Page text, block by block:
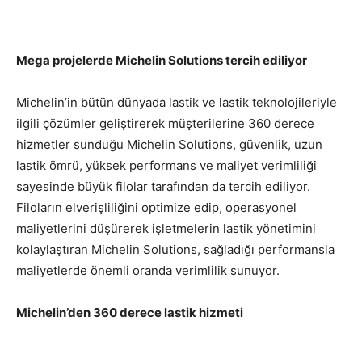
Mega projelerde Michelin Solutions tercih ediliyor
Michelin’in bütün dünyada lastik ve lastik teknolojileriyle
ilgili çözümler geliştirerek müşterilerine 360 derece
hizmetler sunduğu Michelin Solutions, güvenlik, uzun
lastik ömrü, yüksek performans ve maliyet verimliliği
sayesinde büyük filolar tarafından da tercih ediliyor.
Filoların elverişliliğini optimize edip, operasyonel
maliyetlerini düşürerek işletmelerin lastik yönetimini
kolaylaştıran Michelin Solutions, sağladığı performansla
maliyetlerde önemli oranda verimlilik sunuyor.
Michelin’den 360 derece lastik hizmeti